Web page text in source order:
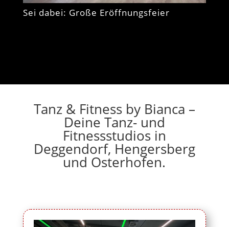
Sei dabei: Große Eröffnungsfeier
Tanz & Fitness by Bianca –
Deine Tanz- und
Fitnessstudios in
Deggendorf, Hengersberg
und Osterhofen.